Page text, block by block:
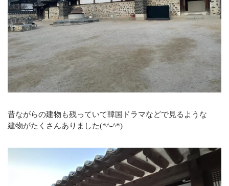
メールでの受付
お問い合わせフォーム
24時間受付中
お電話の受付
0120-920-380
営業時間：9：00～18：00
昔ながらの建物も残っていて韓国ドラマなどで見るような
建物がたくさんありました(*^-^*)